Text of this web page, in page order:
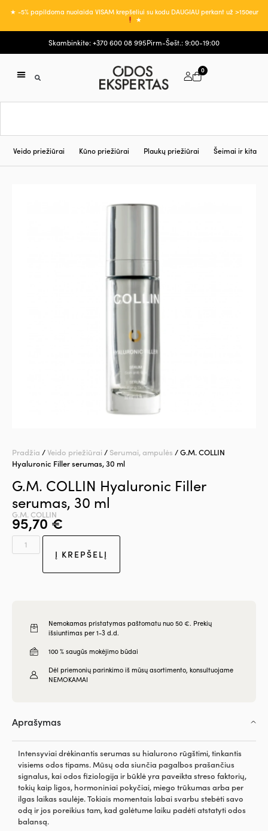
★ -5% papildoma nuolaida VISAM krepšeliui su kodu DAUGIAU perkant už >150eur
★
Skambinkite: +370 600 08 995Pirm-Šešt.: 9:00-19:00
0
Veido priežiūrai Kūno priežiūrai Plaukų priežiūrai Šeimai ir kita
Pradžia /Veido priežiūrai / Serumai, ampulės / G.M. COLLIN
Hyaluronic Filler serumas, 30 ml
G.M. COLLIN Hyaluronic Filler
serumas, 30 ml
G.M. COLLIN
95,70€
Į KREPŠELĮ
Nemokamas pristatymas paštomatu nuo 50 €. Prekių
išsiuntimas per 1-3 d.d.
100 % saugūs mokėjimo būdai
Dėl priemonių parinkimo iš mūsų asortimento, konsultuojame
NEMOKAMAI
Aprašymas
Intensyviai drėkinantis serumas su hialurono rūgštimi, tinkantis
visiems odos tipams. Mūsų oda siunčia pagalbos prašančius
signalus, kai odos fiziologija ir būklė yra paveikta streso faktorių,
tokių kaip ligos, hormoniniai pokyčiai, miego trūkumas arba per
ilgas laikas saulėje. Tokiais momentais labai svarbu stebėti savo
odą ir jos poreikius tam, kad galėtume laiku padėti atstatyti odos
balansą.